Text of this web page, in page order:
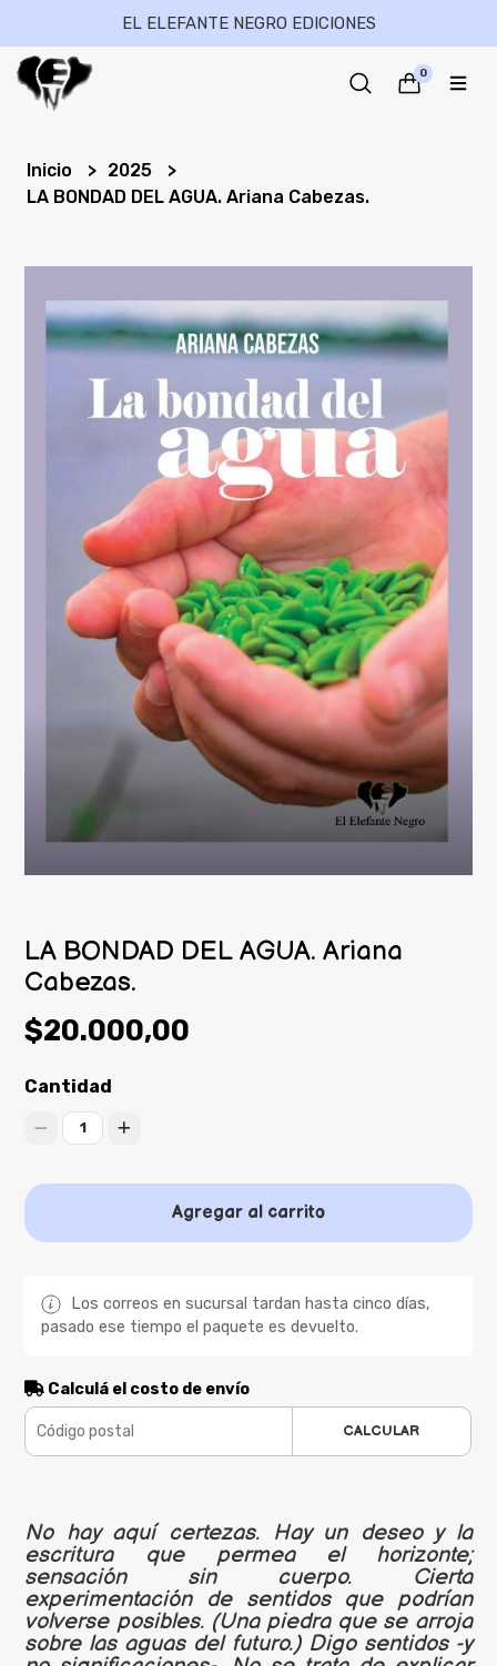
EL ELEFANTE NEGRO EDICIONES
0
Inicio
2025
LA BONDAD DEL AGUA. Ariana Cabezas.
LA BONDAD DEL AGUA. Ariana
Cabezas.
$20.000,00
Cantidad
1
Agregar al carrito
Los correos en sucursal tardan hasta cinco días,
pasado ese tiempo el paquete es devuelto.
Calculá el costo de envío
CALCULAR
No hay aquí certezas. Hay un deseo y la
escritura que permea el horizonte;
sensación sin cuerpo. Cierta
experimentación de sentidos que podrían
volverse posibles. (Una piedra que se arroja
sobre las aguas del futuro.) Digo sentidos -y